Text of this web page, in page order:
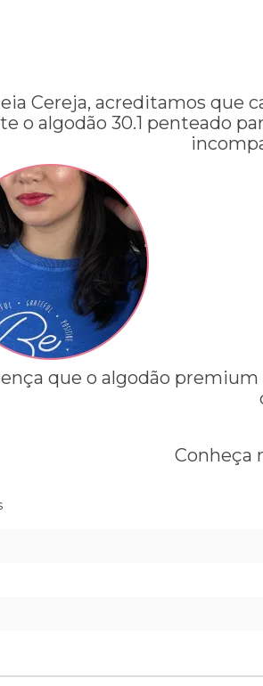
Cereja, acreditamos que
o algodão 30.1 penteado
que o algodão premium
Conheça